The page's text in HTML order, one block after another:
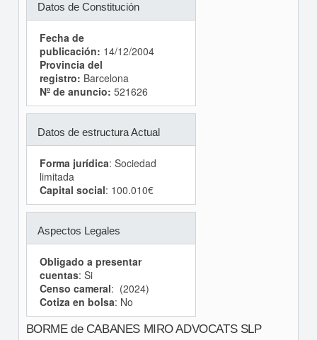
Datos de Constitución
Fecha de
publicación: 14/12/2004
Provincia del
registro: Barcelona
Nº de anuncio: 521626
Datos de estructura Actual
Forma jurídica: Sociedad
limitada
Capital social: 100.010€
Aspectos Legales
Obligado a presentar
cuentas: Si
Censo cameral: (2024)
Cotiza en bolsa: No
BORME de CABANES MIRO ADVOCATS SLP